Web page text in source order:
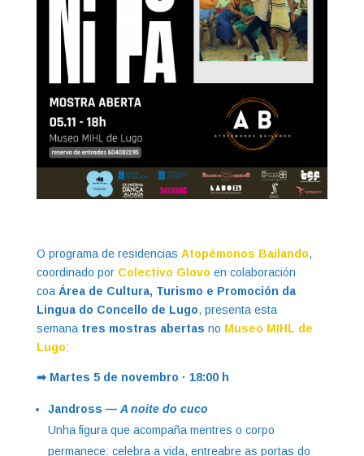
O programa de residencias Atopémonos Bailando,
coordinado por Colectivo Glovo en colaboración
coa Área de Cultura, Turismo e Promoción da
Lingua do Concello de Lugo, presenta esta
semana tres mostras abertas no Museo MIHL de
Lugo:
➡ Martes 5 de novembro · 18:00 h
Jandross — A noite do cuco
Unha figura que acompaña mentres o corpo
permanece: celebra a vida, entreabre as portas do